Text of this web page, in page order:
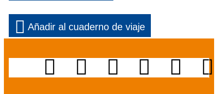
Añadir al cuaderno de viaje